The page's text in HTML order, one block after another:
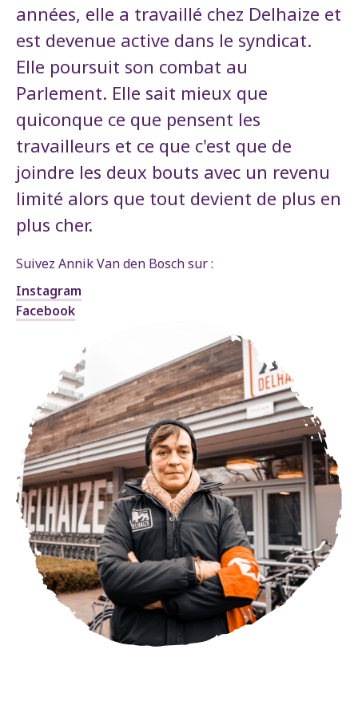
années, elle a travaillé chez Delhaize et
est devenue active dans le syndicat.
Elle poursuit son combat au
Parlement. Elle sait mieux que
quiconque ce que pensent les
travailleurs et ce que c'est que de
joindre les deux bouts avec un revenu
limité alors que tout devient de plus en
plus cher.
Suivez Annik Van den Bosch sur :
Instagram
Facebook